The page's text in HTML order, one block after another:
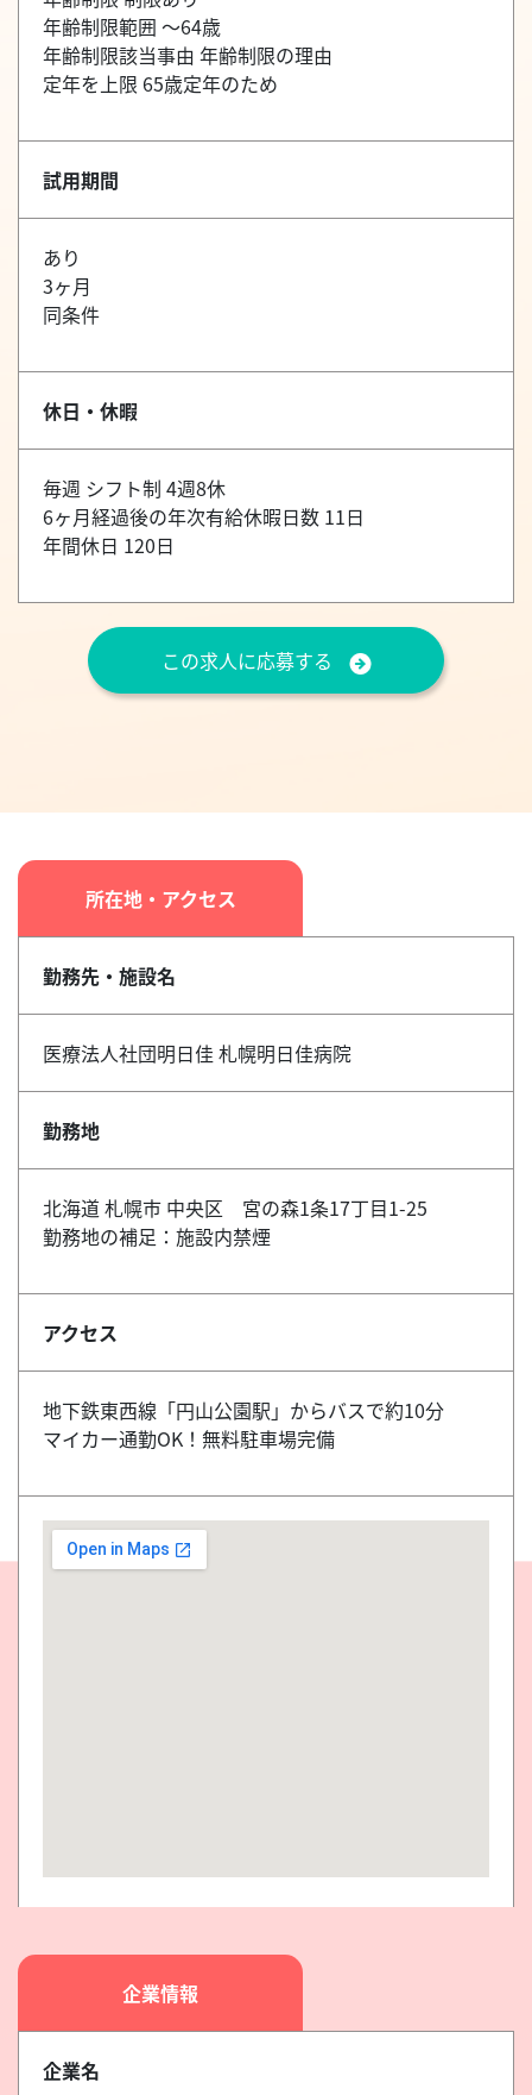
年齢制限範囲 ～64歳
年齢制限該当事由 年齢制限の理由
定年を上限 65歳定年のため
試用期間
あり
3ヶ月
同条件
休日・休暇
毎週 シフト制 4週8休
6ヶ月経過後の年次有給休暇日数 11日
年間休日 120日
この求人に応募する
所在地・アクセス
勤務先・施設名
医療法人社団明日佳 札幌明日佳病院
勤務地
北海道 札幌市 中央区 宮の森1条17丁目1-25
勤務地の補足：施設内禁煙
アクセス
地下鉄東西線「円山公園駅」からバスで約10分
マイカー通勤OK！無料駐車場完備
企業情報
企業名